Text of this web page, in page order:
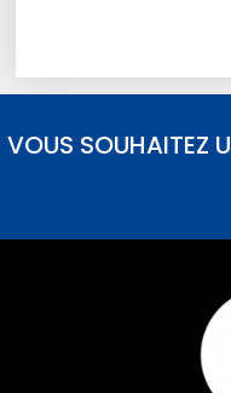
VOUS SOUHAITEZ